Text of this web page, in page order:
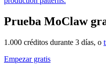
Prueba MoClaw
1.000 créditos durante 3 días, o
Empezar gratis